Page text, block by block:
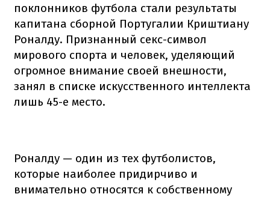
поклонников футбола стали результаты
капитана сборной Португалии Криштиану
Роналду. Признанный секс-символ
мирового спорта и человек, уделяющий
огромное внимание своей внешности,
занял в списке искусственного интеллекта
лишь 45-е место.
Роналду — один из тех футболистов,
которые наиболее придирчиво и
внимательно относятся к собственному